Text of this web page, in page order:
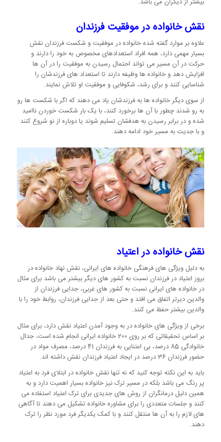
نقش خانواده در موفقیت فرزندان
علاوه بر موارد گفته شده خانواده در موفقیت و شکست فرزندان نقش
بسیار مهمی دارد، همه افراد استعدادهای مخصوص به خود را دارند و
حرکت در آن مسیر می تواند احتمال رسیدن به موفقیت را در آن ها
افزایش دهد و خانواده ها وظیفه دارند تا استعداد های فرزندشان را
شناسایی کنند و برای رشد، شکوفایی و موفقیت او تلاش نمایند.
از سوی دیگر خانواده ها به فرزندشان یاد می دهند که اگر با شکست ها رو
به رو شدند چطور با آن ها برخورد کنند، با یک بار شکست خوردن ناامید
شده و در برابر رسیدن به هدفشان تسلیم شوند یا دوباره از نو شروع کنند
و با جدیت به مسیر خود ادامه دهند.
نقش خانواده در اعتیاد
به دلیل ویژگی های فرهنگی خانواده های ایرانی، نقش نهاد خانواده در
بروز اعتیاد در فرزندان نسبت به کشور های دیگر بیشتر می باشد برای مثال
در خانواده های ایرانی نسبت به کشور های غربی، جدایی فرزندان از
والدین دیرتر اتفاق می افتد و حتی بعد از جدایی فرزندان، روابط خود را با
والدین بیشتر حفظ می کنند.
برخی از ویژگی های خانواده در به وجود آمدن اعتیاد نقش دارد، برای مثال
بر اساس تحقیقاتی که بر روی 200 خانواده ایرانی انجام شده است، جدال
خانوادگی 85 درصد، بی اعتنایی به فرزندان 41 درصد، مصرف مواد در
حضور فرزندان 36 درصد در ایجاد اعتیاد فرزندان نقش داشته اند.
باید به این نکته توجه کنید که نه تنها نقش خانواده در ابتلای فرد به اعتیاد
پر رنگ می باشد بلکه در مسیر ترک نیز خانواده بسیار اهمیت دارد و به
همین دلیل درمانگران از روش های جدیدی برای ترک اعتیاد استفاده می
کنند و جلسات متعددی را برای مشاوره خانواده تشکیل می دهند تا آگاهی
های لازم را به آن ها منتقل کنند و با کمک یکدیگر فرد مورد نظر را ترک
دهند.